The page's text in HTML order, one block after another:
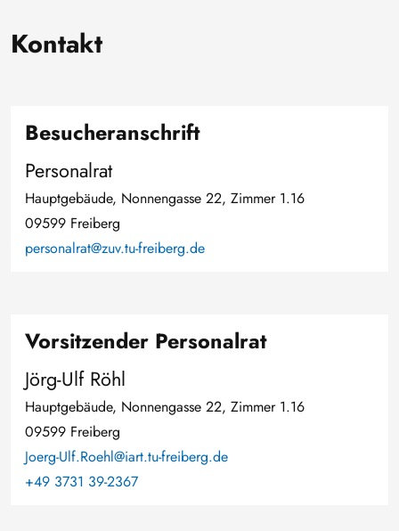
Kontakt
Besucheranschrift
Personalrat
Hauptgebäude, Nonnengasse 22, Zimmer 1.16
09599 Freiberg
personalrat@zuv.tu-freiberg.de
Vorsitzender Personalrat
Jörg-Ulf Röhl
Hauptgebäude, Nonnengasse 22, Zimmer 1.16
09599 Freiberg
Joerg-Ulf.Roehl@iart.tu-freiberg.de
+49 3731 39-2367